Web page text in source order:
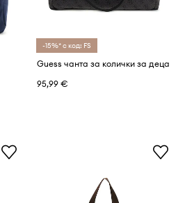
-15%* с код: FS
Guess чанта за колички за деца
95,99 €